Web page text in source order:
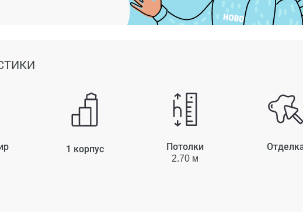
1 корпус Потолки
2.70 м